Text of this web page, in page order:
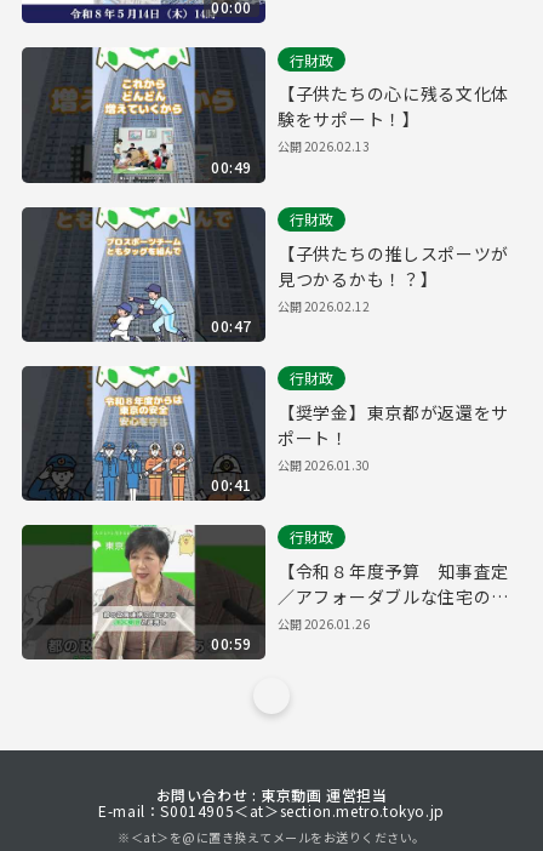
00:00
00:49
行財政
【子供たちの心に残る文化体
験をサポート！】
公開2026.02.13
00:47
行財政
【子供たちの推しスポーツが
見つかるかも！？】
公開2026.02.12
00:41
行財政
【奨学金】東京都が返還をサ
ポート！
公開2026.01.30
00:59
行財政
【令和８年度予算 知事査定
／アフォーダブルな住宅の提
供】
公開2026.01.26
お問い合わせ : 東京動画 運営担当
E-mail：S0014905＜at＞section.metro.tokyo.jp
※＜at＞を@に置き換えてメールをお送りください。